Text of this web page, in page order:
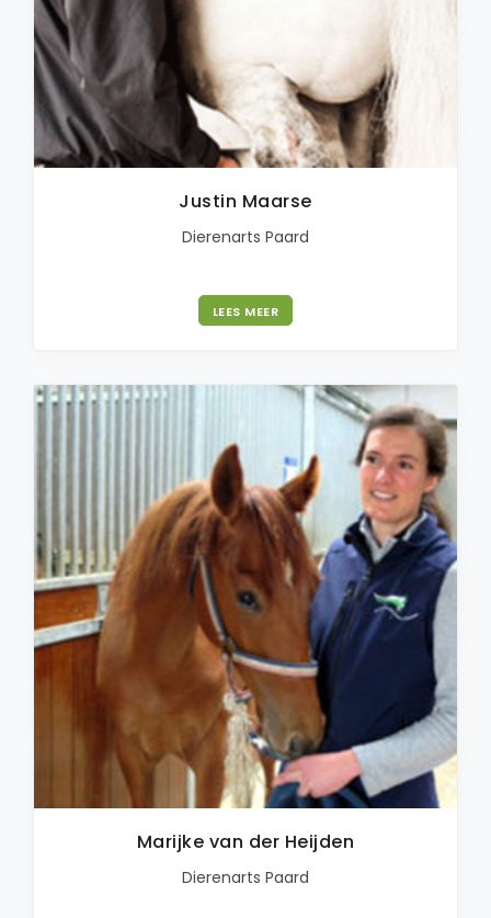
Justin Maarse
Dierenarts Paard
LEES MEER
Marijke van der Heijden
Dierenarts Paard